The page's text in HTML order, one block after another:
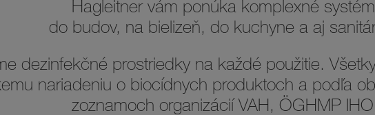
Hagleitner vám ponúka komplexné
do budov, na bielizeň, do kuchyne a aj
dezinfekčné prostriedky na každé použitie.
nariadeniu o biocídnych produktoch a podľa
zoznamoch organizácií VAH, ÖGHMP